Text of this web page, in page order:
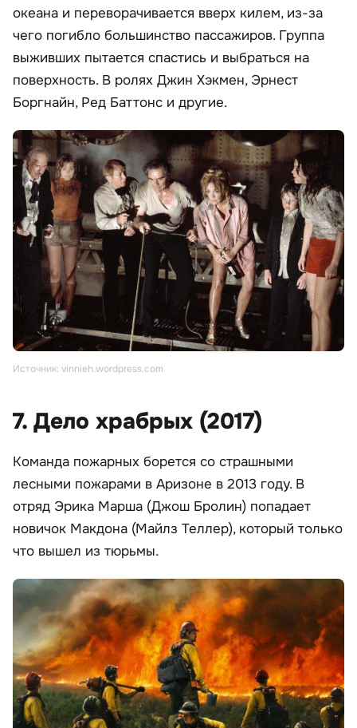
океана и переворачивается вверх килем, из-за
чего погибло большинство пассажиров. Группа
выживших пытается спастись и выбраться на
поверхность. В ролях Джин Хэкмен, Эрнест
Боргнайн, Ред Баттонс и другие.
Источник: vinnieh.wordpress.com
7. Дело храбрых (2017)
Команда пожарных борется со страшными
лесными пожарами в Аризоне в 2013 году. В
отряд Эрика Марша (Джош Бролин) попадает
новичок Макдона (Майлз Теллер), который только
что вышел из тюрьмы.